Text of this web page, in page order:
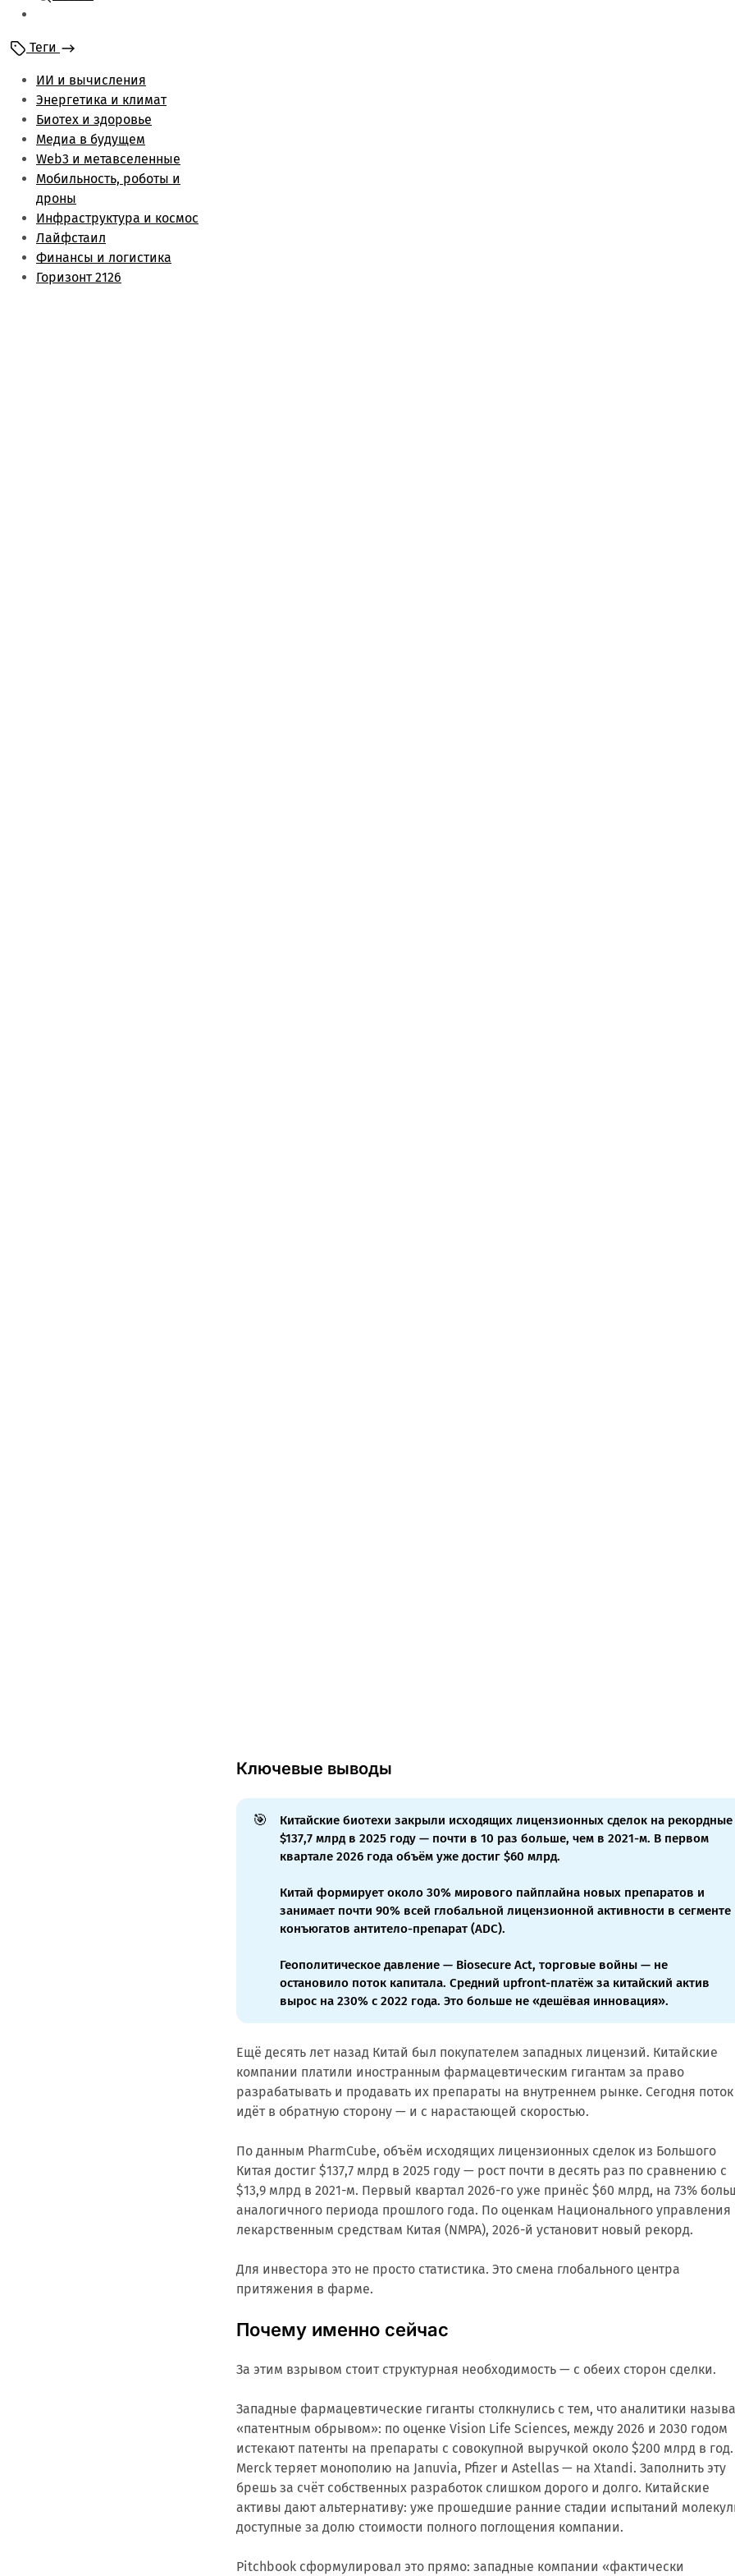
Энергетика и климат
Лайфстаил
Биотех и здоровье
Финансы и логистика
Метаверс и web3
Инфраструктура и
космос
Будущее медиа
Обзоры
Теги
ИИ и вычисления
Энергетика и климат
Биотех и здоровье
Медиа в будущем
Web3 и метавселенные
Мобильность, роботы и
дроны
Инфраструктура и космос
Лайфстаил
Финансы и логистика
Горизонт 2126
Ключевые выводы
🎯
Китайские биотехи закрыли исходящих лицензионных сделок на рекордные
$137,7 млрд в 2025 году — почти в 10 раз больше, чем в 2021-м. В первом
квартале 2026 года объём уже достиг $60 млрд.
Китай формирует около 30% мирового пайплайна новых препаратов и
занимает почти 90% всей глобальной лицензионной активности в сегменте
конъюгатов антитело-препарат (ADC).
Геополитическое давление — Biosecure Act, торговые войны — не
остановило поток капитала. Средний upfront-платёж за китайский актив
вырос на 230% с 2022 года. Это больше не «дешёвая инновация».
Ещё десять лет назад Китай был покупателем западных лицензий. Китайские
компании платили иностранным фармацевтическим гигантам за право
разрабатывать и продавать их препараты на внутреннем рынке. Сегодня поток
идёт в обратную сторону — и с нарастающей скоростью.
По данным PharmCube, объём исходящих лицензионных сделок из Большого
Китая достиг $137,7 млрд в 2025 году — рост почти в десять раз по сравнению с
$13,9 млрд в 2021-м. Первый квартал 2026-го уже принёс $60 млрд, на 73%
аналогичного периода прошлого года. По оценкам Национального управления
лекарственным средствам Китая (NMPA), 2026-й установит новый рекорд.
Для инвестора это не просто статистика. Это смена глобального центра
притяжения в фарме.
Почему именно сейчас
За этим взрывом стоит структурная необходимость — с обеих сторон сделки.
Западные фармацевтические гиганты столкнулись с тем, что аналитики
«патентным обрывом»: по оценке Vision Life Sciences, между 2026 и 2030 годом
истекают патенты на препараты с совокупной выручкой около $200 млрд в год.
Merck теряет монополию на Januvia, Pfizer и Astellas — на Xtandi. Заполнить эту
брешь за счёт собственных разработок слишком дорого и долго. Китайские
активы дают альтернативу: уже прошедшие ранние стадии испытаний
доступные за долю стоимости полного поглощения компании.
Pitchbook сформулировал это прямо: западные компании «фактически